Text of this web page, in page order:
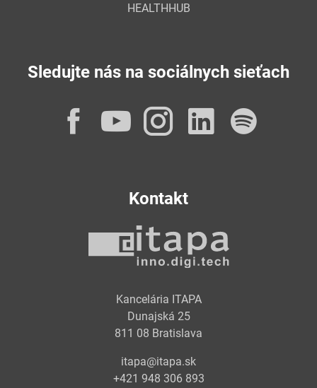
HEALTHHUB
Sledujte nás na sociálnych sieťach
Facebook
YouTube
Instagram
Kontakt
Kancelária ITAPA
Dunajská 25
811 08 Bratislava
itapa@itapa.sk
+421 948 306 893